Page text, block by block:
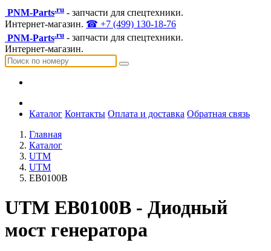
PNM-Parts.ru - запчасти для спецтехники.
Интернет-магазин. ☎ +7 (499) 130-18-76
PNM-Parts.ru - запчасти для спецтехники.
Интернет-магазин.
Каталог Контакты Оплата и доставка Обратная связь
Главная
Каталог
UTM
UTM
EB0100B
UTM EB0100B - Диодный
мост генератора